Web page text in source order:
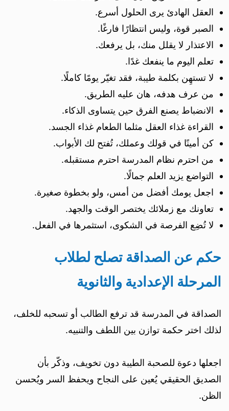
العقل الهادئ يرى الحلول أسرع.
الصبر قوة، وليس انتظارًا فارغًا.
الاعتذار لا يقلل منك، بل يرفعك.
تعلم اليوم ما ينفعك غدًا.
لا تستهِن بكلمة طيبة، فقد تغيّر يومًا كاملًا.
من عرف هدفه، هان عليه الطريق.
الانضباط يصنع الفرق حين يتساوى الذكاء.
القراءة غذاء العقل مثلما الطعام غذاء الجسد.
كن أمينًا في قولك وعملك، تُفتح لك الأبواب.
من احترم نظام المدرسة احترم مستقبله.
التواضع يزيد العلم جمالًا.
اجعل يومك أفضل من أمس، ولو بخطوة صغيرة.
تعاونك مع زملائك يختصر الوقت والجهد.
لا تُضِع الفرصة في الشكوى، استثمرها في الفعل.
حكم عن الصداقة تصلح لطلاب
المرحلة الإعدادية والثانوية
الصداقة في المدرسة قد ترفع الطالب أو تسحبه للخلف،
لذلك اختر حكمة توازن بين اللطف والتنبيه.
اجعلها دعوة للصحبة الطيبة دون تخويف، وذكّر بأن
الصديق الحقيقي يُعين على النجاح ويحفظ السر ويُحسن
الظن.